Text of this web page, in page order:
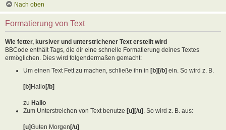
Nach oben
Formatierung von Text
Wie fetter, kursiver und unterstrichener Text erstellt wird
BBCode enthält Tags, die dir eine schnelle Formatierung deines Textes
ermöglichen. Dies wird folgendermaßen gemacht:
Um einen Text Fett zu machen, schließe ihn in [b][/b] ein. So wird z. B.
[b] Hallo[/b]
zu Hallo
Zum Unterstreichen von Text benutze [u][/u] . So wird z. B. aus:
[u]Guten Morgen [/u]